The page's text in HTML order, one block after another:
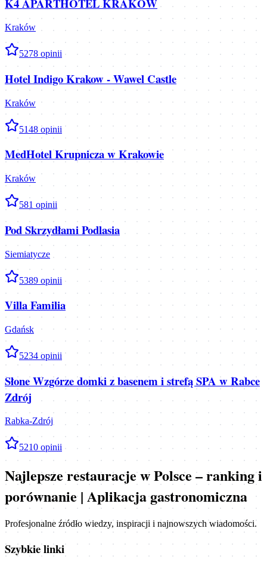
Kraków
5278 opinii
Hotel Indigo Krakow - Wawel Castle
Kraków
5148 opinii
MedHotel Krupnicza w Krakowie
Kraków
581 opinii
Pod Skrzydłami Podlasia
Siemiatycze
5389 opinii
Villa Familia
Gdańsk
5234 opinii
Słone Wzgórze domki z basenem i strefą SPA w Rabce
Zdrój
Rabka-Zdrój
5210 opinii
Najlepsze restauracje w Polsce – ranking i
porównanie | Aplikacja gastronomiczna
Profesjonalne źródło wiedzy, inspiracji i najnowszych wiadomości.
Szybkie linki